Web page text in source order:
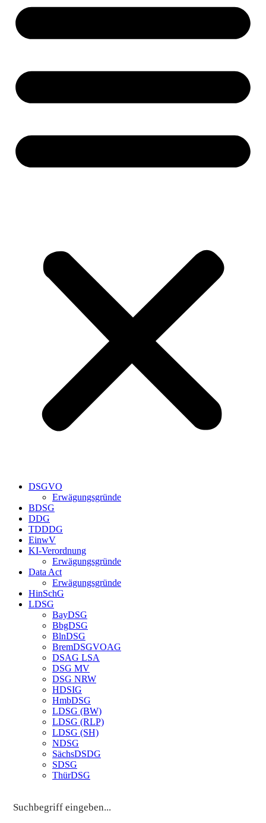
DSGVO
Erwägungsgründe
BDSG
DDG
TDDDG
EinwV
KI-Verordnung
Erwägungsgründe
Data Act
Erwägungsgründe
HinSchG
LDSG
BayDSG
BbgDSG
BlnDSG
BremDSGVOAG
DSAG LSA
DSG MV
DSG NRW
HDSIG
HmbDSG
LDSG (BW)
LDSG (RLP)
LDSG (SH)
NDSG
SächsDSDG
SDSG
ThürDSG